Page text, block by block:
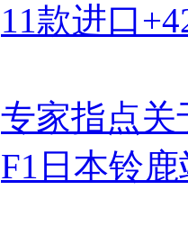
11款进口
专家指点关
F1日本铃